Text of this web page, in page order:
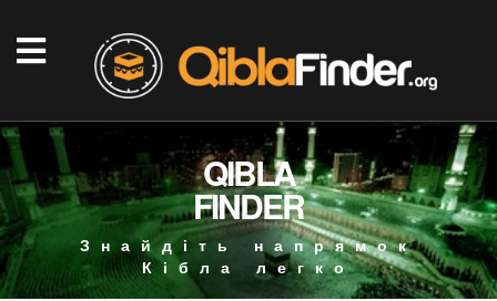
QIBLA
FINDER
Знайдіть напрямок
Кібла легко